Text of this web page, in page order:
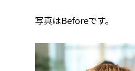
写真はBeforeです。